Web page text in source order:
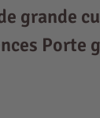
grande